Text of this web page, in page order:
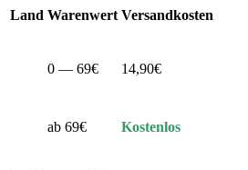
Land Warenwert Versandkosten
0 — 69€ 14,90€
ab 69€ Kostenlos